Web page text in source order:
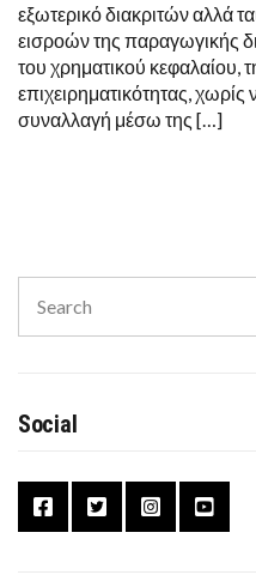
εξωτερικό διακριτών αλλά
εισροών της παραγωγικής
του χρηματικού κεφαλαίου,
επιχειρηματικότητας,
συναλλαγή μέσω της […]
for:
Social